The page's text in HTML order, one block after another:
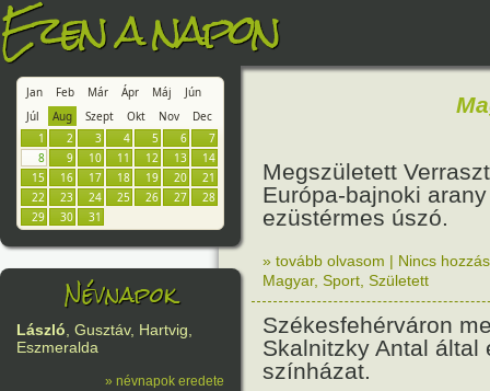
Ezen a napon
Jan Feb Már Ápr Máj
Jún
Júl
Aug Szept Okt Nov
Dec
1
2 3 4 5 6
7
8
9 10 11 12 13
14
15
16 17 18 19 20
21
22
23 24 25 26 27
28
29
30 31
Névnapok
László, Gusztáv, Hartvig,
Eszmeralda
» névnapok eredete
Megszületett
Európa-bajnoki
ezüstérmes úszó.
» tovább olvasom | Nincs
Magyar, Sport Született
Székesfehérváron
Skalnitzky Antal által
színházat.